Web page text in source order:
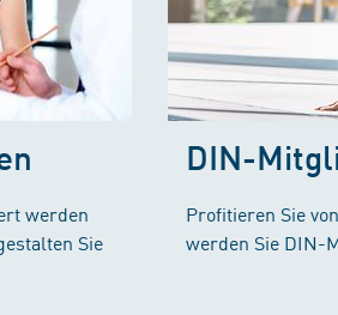
werden
Sie
DIN-
Profitieren Sie
werden Sie DIN-